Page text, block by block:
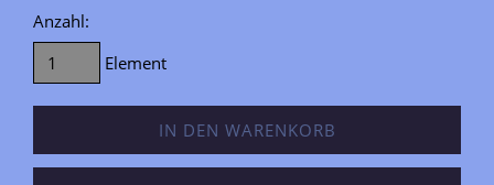
Anzahl:
Element
IN DEN WARENKORB